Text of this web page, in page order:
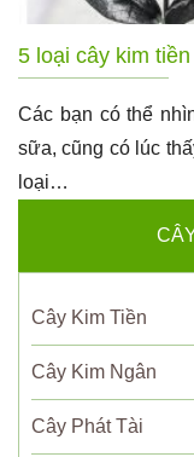
5 loại cây kim
Các bạn có thể
sữa, cũng có lúc
loại…
Cây Kim Tiền
Cây Kim Ngân
Cây Phát Tài